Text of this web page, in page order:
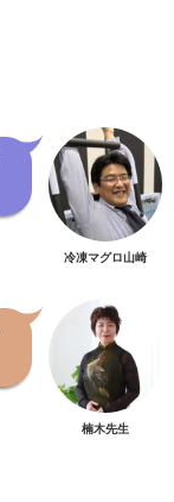
冷凍マグロ山崎
楠木先生